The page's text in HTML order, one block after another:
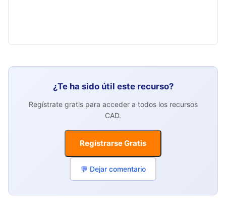
¿Te ha sido útil este recurso?
Regístrate gratis para acceder a todos los recursos
CAD.
Registrarse Gratis
💬 Dejar comentario